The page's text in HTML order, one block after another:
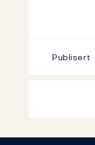
Publisert